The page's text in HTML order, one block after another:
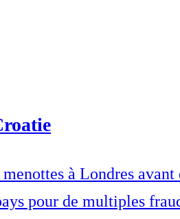
à Londres avant
pour de multiples